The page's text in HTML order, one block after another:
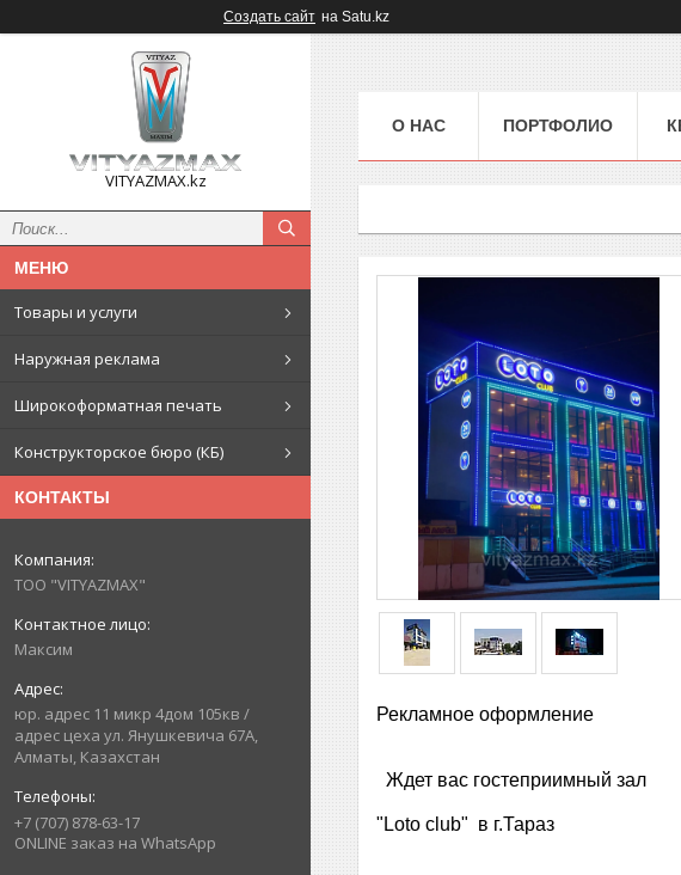
Создать сайт на Satu.kz
VITYAZMAX.kz
Товары и услуги
Наружная реклама
Широкоформатная печать
Конструкторское бюро (КБ)
КОНТАКТЫ
ТОО "VITYAZMAX"
Максим
юр. адрес 11 микр 4дом 105кв /
адрес цеха ул. Янушкевича 67А,
Алматы, Казахстан
+7 (707) 878-63-17
ONLINE заказ на WhatsApp
О НАС ПОРТФОЛИО
Рекламное оформление
Ждет вас гостеприимный зал
"Loto club" в г.Тараз